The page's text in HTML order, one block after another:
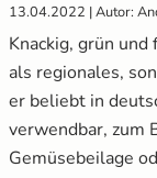
1. Warum
solltest
2. Wann sät
3. Damit
(Zubehör)
13.04.2022 | Autor:
Knackig, grün
als regionales,
er beliebt in
verwendbar, zum
Gemüsebeilage
Knollenfenchel
Kohl
Kohlrabi
Italienische
Orangene Tomaten
Saatgut
Sale %
Wertgutscheine
Aussaat und